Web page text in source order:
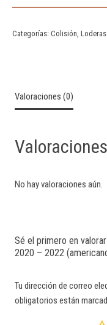
Categorías: Colisión, Loderas
Valoraciones (0)
Valoraciones
No hay valoraciones aún.
Sé el primero en
2020 – 2022
Tu dirección de correo
obligatorios están